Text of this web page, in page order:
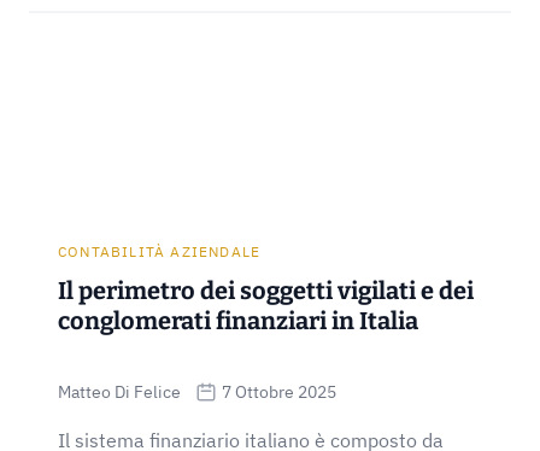
CONTABILITÀ AZIENDALE
Il perimetro dei soggetti vigilati e dei
conglomerati finanziari in Italia
Matteo Di Felice 7 Ottobre 2025
Il sistema finanziario italiano è composto da